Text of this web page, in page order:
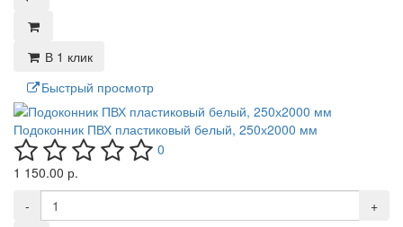
В 1 клик
Быстрый просмотр
Подоконник ПВХ пластиковый белый, 250х2000 мм
0
1 150.00 р.
-
+